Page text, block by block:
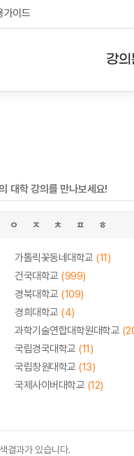
가이드
강
대학 강의를 만나보세요!
ㅇ ㅈ ㅊ ㅍ ㅎ
가톨릭꽃동네대학교 (11)
건국대학교 (999)
경북대학교 (109)
경희대학교 (4)
과학기술연합대학원대학교
국립경국대학교 (11)
국립창원대학교 (13)
국제사이버대학교 (12)
결과가 있습니다.